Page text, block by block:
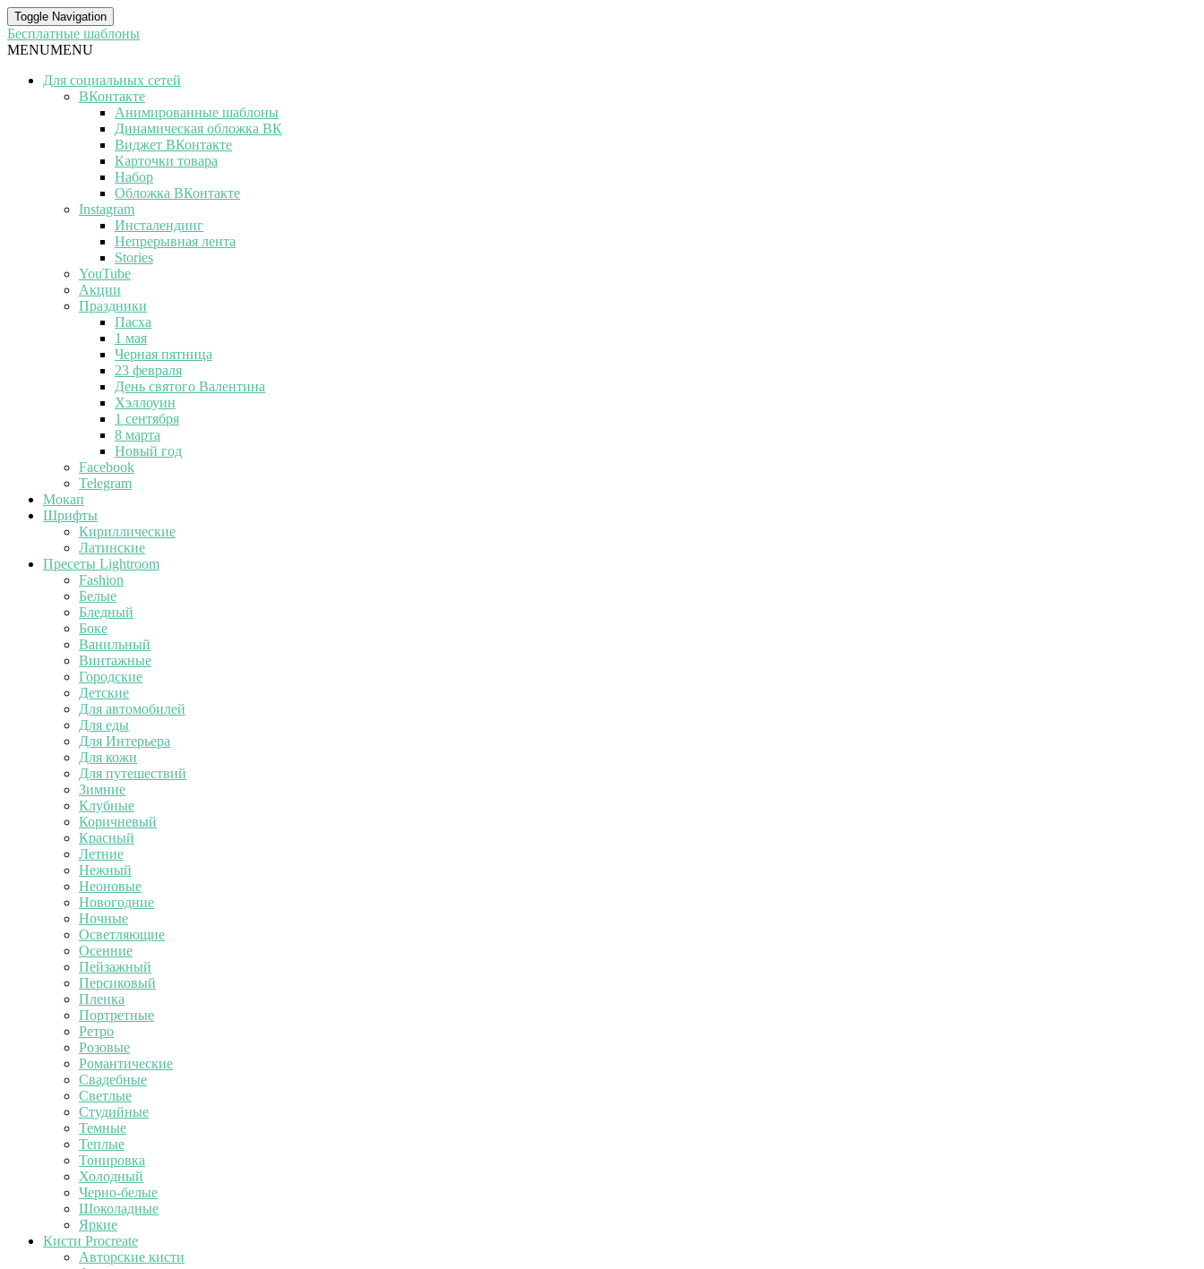
Toggle Navigation
Бесплатные шаблоны
MENUMENU
Для социальных сетей
ВКонтакте
Анимированные шаблоны
Динамическая обложка ВК
Виджет ВКонтакте
Карточки товара
Набор
Обложка ВКонтакте
Instagram
Инсталендинг
Непрерывная лента
Stories
YouTube
Акции
Праздники
Пасха
1 мая
Черная пятница
23 февраля
День святого Валентина
Хэллоуин
1 сентября
8 марта
Новый год
Facebook
Telegram
Мокап
Шрифты
Кириллические
Латинские
Пресеты Lightroom
Fashion
Белые
Бледный
Боке
Ванильный
Винтажные
Городские
Детские
Для автомобилей
Для еды
Для Интерьера
Для кожи
Для путешествий
Зимние
Клубные
Коричневый
Красный
Летние
Нежный
Неоновые
Новогодние
Ночные
Осветляющие
Осенние
Пейзажный
Персиковый
Пленка
Портретные
Ретро
Розовые
Романтические
Свадебные
Светлые
Студийные
Темные
Теплые
Тонировка
Холодный
Черно-белые
Шоколадные
Яркие
Кисти Procreate
Авторские кисти